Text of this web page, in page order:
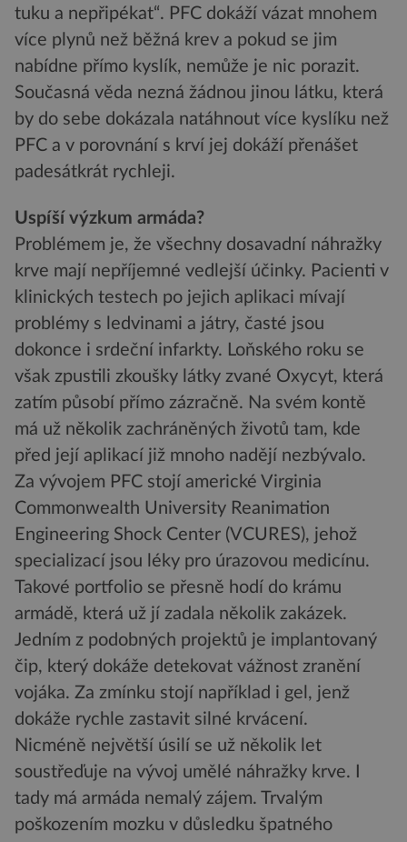
tuku a nepřipékat“. PFC dokáží vázat mnohem
více plynů než běžná krev a pokud se jim
nabídne přímo kyslík, nemůže je nic porazit.
Současná věda nezná žádnou jinou látku, která
by do sebe dokázala natáhnout více kyslíku než
PFC a v porovnání s krví jej dokáží přenášet
padesátkrát rychleji.
Uspíší výzkum armáda?
Problémem je, že všechny dosavadní náhražky
krve mají nepříjemné vedlejší účinky. Pacienti v
klinických testech po jejich aplikaci mívají
problémy s ledvinami a játry, časté jsou
dokonce i srdeční infarkty. Loňského roku se
však zpustili zkoušky látky zvané Oxycyt, která
zatím působí přímo zázračně. Na svém kontě
má už několik zachráněných životů tam, kde
před její aplikací již mnoho nadějí nezbývalo.
Za vývojem PFC stojí americké Virginia
Commonwealth University Reanimation
Engineering Shock Center (VCURES), jehož
specializací jsou léky pro úrazovou medicínu.
Takové portfolio se přesně hodí do krámu
armádě, která už jí zadala několik zakázek.
Jedním z podobných projektů je implantovaný
čip, který dokáže detekovat vážnost zranění
vojáka. Za zmínku stojí například i gel, jenž
dokáže rychle zastavit silné krvácení.
Nicméně největší úsilí se už několik let
soustřeďuje na vývoj umělé náhražky krve. I
tady má armáda nemalý zájem. Trvalým
poškozením mozku v důsledku špatného